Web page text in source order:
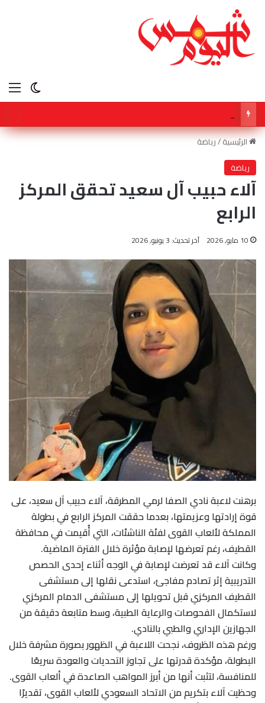
الرئيسية/رياضة
رياضة
آلاء حبيب آل سعيد تحقق المركز
الرابع
10 مايو, 2026 آخر تحديث: 3 يونيو, 2026
برهنت لاعبة نادي الصفا لرمي المطرقة، آلاء حبيب آل سعيد، على
قوة إرادتها وعزيمتها، بعدما حققت المركز الرابع في بطولة
المملكة لألعاب القوى لفئة الناشئات، التي أُقيمت في محافظة
القطيف، رغم تعرضها لإصابة مؤثرة خلال الفترة الماضية.
وكانت آلاء قد تعرضت لإصابة في الوجه أثناء إحدى الحصص
التدريبية إثر تصادم مفاجئ، استدعى نقلها إلى مستشفى
القطيف المركزي قبل تحويلها إلى مستشفى الدمام المركزي
لاستكمال الفحوصات والرعاية الطبية، وسط متابعة دقيقة من
الجهازين الإداري والطبي بالنادي.
ورغم هذه الظروف، نجحت اللاعبة في الظهور بصورة مشرفة خلال
البطولة، مؤكدة قدرتها على تجاوز التحديات والعودة سريعًا
للمنافسة، لتثبت أنها من أبرز المواهب الصاعدة في ألعاب القوى.
وحظيت آلاء بتكريم من الاتحاد السعودي لألعاب القوى، تقديرًا